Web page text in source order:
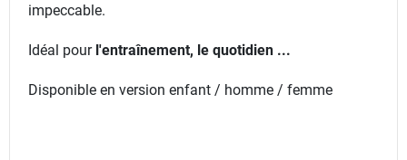
impeccable.
Idéal pour l'entraînement, le quotidien ...
Disponible en version enfant / homme / femme